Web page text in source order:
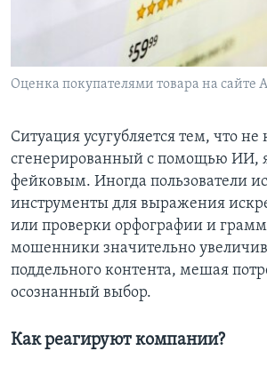
Оценка покупателями товара на сайте
Ситуация усугубляется тем, что
сгенерированный с помощью ИИ,
фейковым. Иногда пользователи
инструменты для выражения
или проверки орфографии и
мошенники значительно
поддельного контента, мешая
осознанный выбор.
Как реагируют компании?